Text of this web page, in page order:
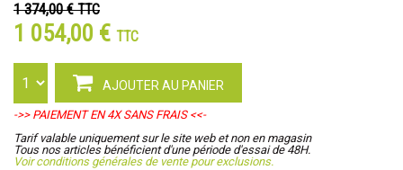
1 374,00 €TTC
1 054,00 € TTC
AJOUTER AU PANIER
->> PAIEMENT EN 4X SANS FRAIS <<-
Tarif valable uniquement sur le site web et non en magasin
Tous nos articles bénéficient d'une période d'essai de 48H.
Voir conditions générales de vente pour exclusions.